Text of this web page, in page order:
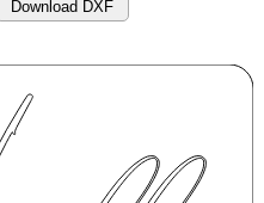
Download DXF